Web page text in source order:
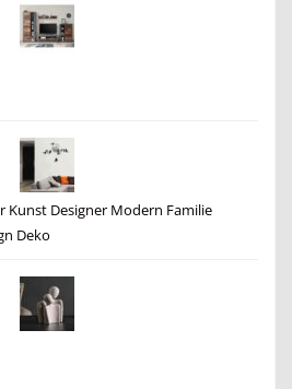
Kunst Designer Modern Familie
Deko